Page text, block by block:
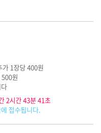
1장당 400원
원
2시간 43분 40초
접수됩니다.